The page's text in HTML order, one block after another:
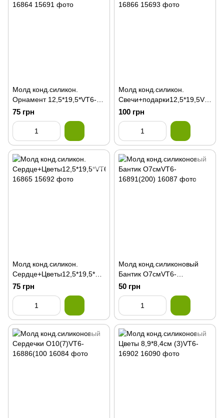
Молд конд.силикон.
Орнамент 12,5*19,5*VT6-
16864
75 грн
Молд конд.силикон.
Свечи+подарки12,5*19,5VT
6-16866
100 грн
Молд конд.силикон.
Сердце+Цветы12,5*19,5*VT
6-16865
75 грн
Молд конд.силиконовый
Бантик О7смVT6-
16891(200)
50 грн